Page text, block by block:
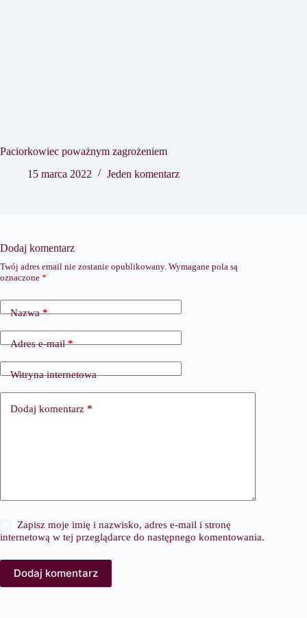
Paciorkowiec poważnym zagrożeniem
15 marca 2022
Jeden komentarz
Dodaj komentarz
Twój adres email nie zostanie opublikowany. Wymagane pola są
oznaczone *
Nazwa*
Adres e-mail*
Witryna internetowa
Dodaj komentarz *
Zapisz moje imię i nazwisko, adres e-mail i stronę
internetową w tej przeglądarce do następnego komentowania.
Dodaj komentarz